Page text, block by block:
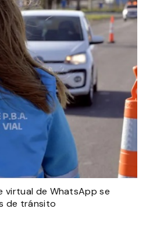
virtual de WhatsApp se
de tránsito